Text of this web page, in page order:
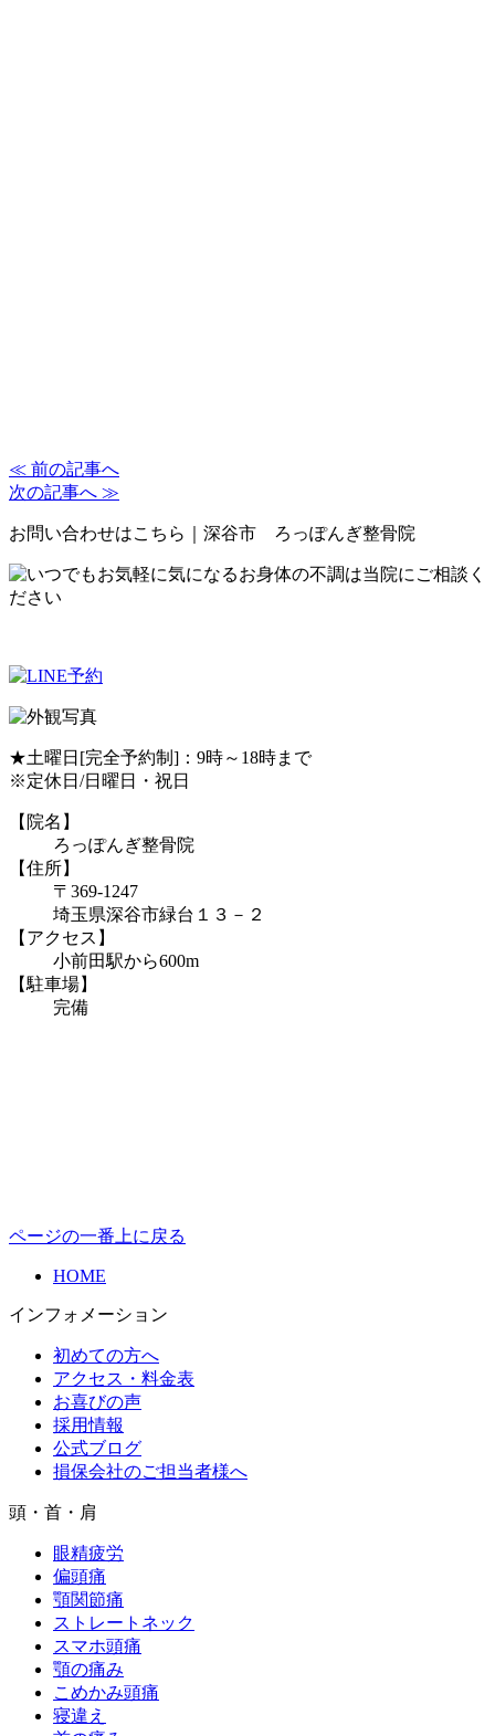
≪ 前の記事へ
次の記事へ ≫
お問い合わせはこちら｜深谷市 ろっぽんぎ整骨院
★土曜日[完全予約制]：9時～18時まで
※定休日/日曜日・祝日
【院名】
ろっぽんぎ整骨院
【住所】
〒369-1247
埼玉県深谷市緑台１３－２
【アクセス】
小前田駅から600m
【駐車場】
完備
ページの一番上に戻る
HOME
インフォメーション
初めての方へ
アクセス・料金表
お喜びの声
採用情報
公式ブログ
損保会社のご担当者様へ
頭・首・肩
眼精疲労
偏頭痛
顎関節痛
ストレートネック
スマホ頭痛
顎の痛み
こめかみ頭痛
寝違え